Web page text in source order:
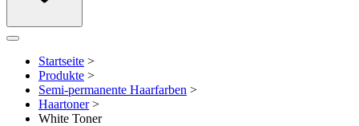
Open menu
Startseite >
Produkte >
Semi-permanente Haarfarben >
Haartoner >
White Toner